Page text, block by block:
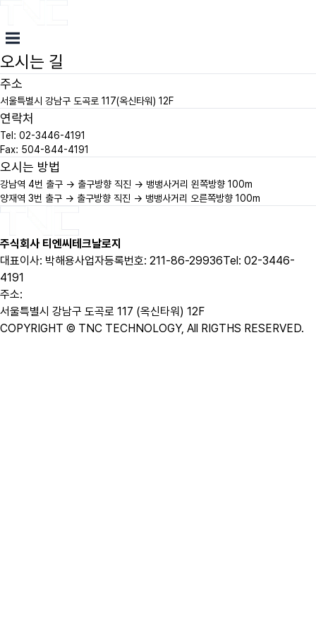
오시는 길
50m
주소
서울특별시 강남구 도곡로 117(옥신타워) 12F
연락처
Tel: 02-3446-4191
Fax: 504-844-4191
오시는 방법
강남역 4번 출구 → 출구방향 직진 → 뱅뱅사거리 왼쪽방향 100m
양재역 3번 출구 → 출구방향 직진 → 뱅뱅사거리 오른쪽방향 100m
주식회사 티엔씨테크날로지
대표이사: 박해용사업자등록번호: 211-86-29936Tel: 02-3446-
4191
주소:
서울특별시 강남구 도곡로 117 (옥신타워) 12F
COPYRIGHT © TNC TECHNOLOGY, All RIGTHS RESERVED.